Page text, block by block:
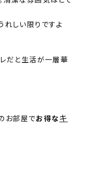
れしい限りですよ
レだと生活が一層華
お部屋でお得なキ